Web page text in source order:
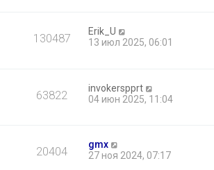
130487
Erik_U
13 июл 2025, 06:01
63822
invokerspprt
04 июн 2025, 11:04
20404
gmx
27 ноя 2024, 07:17